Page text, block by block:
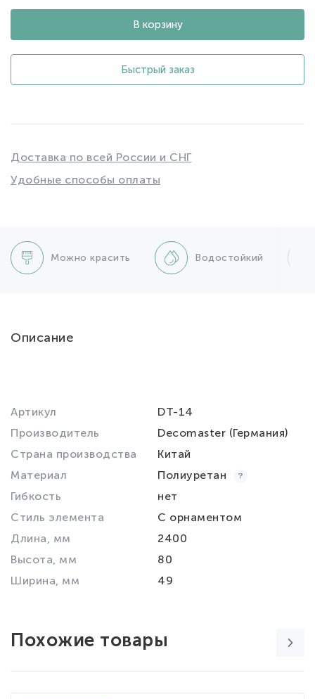
В корзину
Быстрый заказ
Доставка по всей России и СНГ
Удобные способы оплаты
Можно красить Водостойкий
Описание
Артикул
DT-14
Производитель
Decomaster (Германия)
Страна производства
Китай
Материал
Полиуретан
Гибкость
нет
Стиль элемента
С орнаментом
Длина, мм
2400
Высота, мм
80
Ширина, мм
49
Похожие товары